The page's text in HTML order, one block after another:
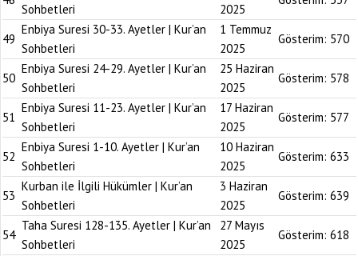
Sohbetleri 2025
49
Enbiya Suresi 30-33. Ayetler | Kur’an
Sohbetleri
1 Temmuz
2025
Gösterim: 570
50
Enbiya Suresi 24-29. Ayetler | Kur’an
Sohbetleri
25 Haziran
2025
Gösterim: 578
51
Enbiya Suresi 11-23. Ayetler | Kur’an
Sohbetleri
17 Haziran
2025
Gösterim: 577
52
Enbiya Suresi 1-10. Ayetler | Kur’an
Sohbetleri
10 Haziran
2025
Gösterim: 633
53
Kurban ile İlgili Hükümler | Kur’an
Sohbetleri
3 Haziran
2025
Gösterim: 639
54
Taha Suresi 128-135. Ayetler | Kur’an
Sohbetleri
27 Mayıs
2025
Gösterim: 618